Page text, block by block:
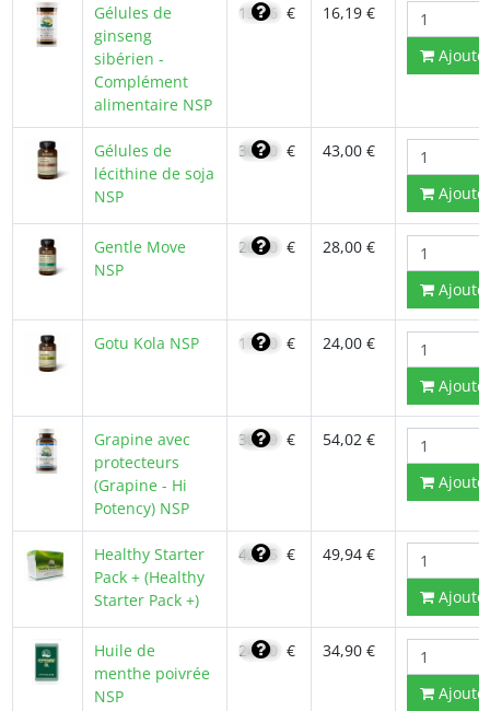
Gélules de
ginseng
sibérien -
Complément
alimentaire NSP
13,76 € 16,19 €
Gélules de
lécithine de soja
NSP
30,50 € 43,00 €
Gentle Move
NSP
20,20 € 28,00 €
Gotu Kola NSP 17,10 € 24,00 €
Grapine avec
protecteurs
(Grapine - Hi
Potency) NSP
38,59 € 54,02 €
Healthy Starter
Pack + (Healthy
Starter Pack +)
42,45 € 49,94 €
Huile de
menthe poivrée
NSP
24,90 € 34,90 €